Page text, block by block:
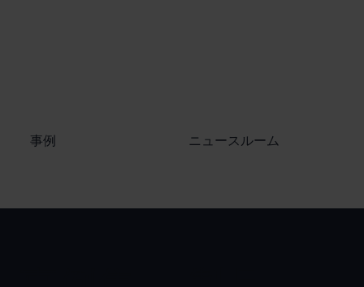
​事例 ニュースルーム